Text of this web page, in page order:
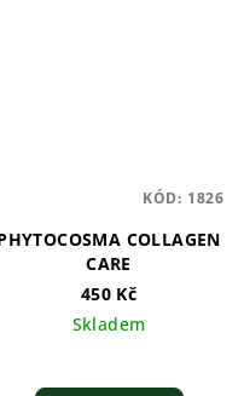
COLLAGEN
CARE
450 Kč
Skladem
KÓD: 1826